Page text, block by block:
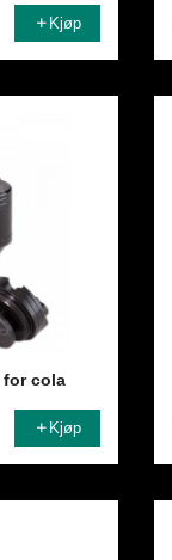
Kjøp
for cola
Kjøp